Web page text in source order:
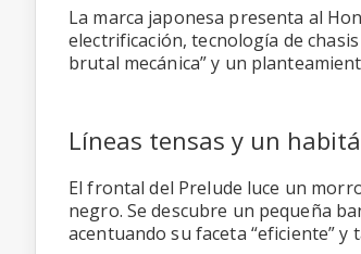
La marca japonesa presenta al
electrificación, tecnología de
brutal mecánica” y un
Líneas tensas y un
El frontal del Prelude luce un
negro. Se descubre un pequeña
acentuando su faceta “eficiente” y